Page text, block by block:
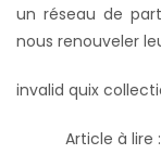
un réseau de
nous renouveler
invalid quix
Article à lire :